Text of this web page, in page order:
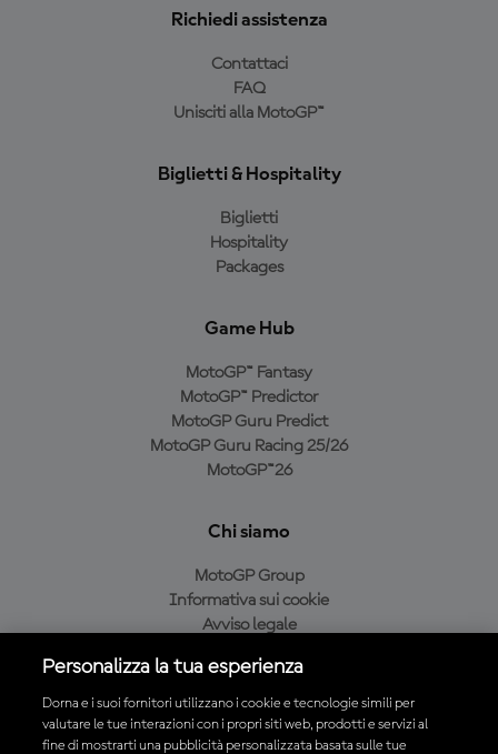
Richiedi assistenza
Contattaci
FAQ
Unisciti alla MotoGP™
Biglietti & Hospitality
Biglietti
Hospitality
Packages
Game Hub
MotoGP™ Fantasy
MotoGP™ Predictor
MotoGP Guru Predict
MotoGP Guru Racing 25/26
MotoGP™26
Chi siamo
MotoGP Group
Informativa sui cookie
Avviso legale
Condizioni di acquisto
Personalizza la tua esperienza
Dorna e i suoi fornitori utilizzano i cookie e tecnologie simili per
valutare le tue interazioni con i propri siti web, prodotti e servizi al
fine di mostrarti una pubblicità personalizzata basata sulle tue